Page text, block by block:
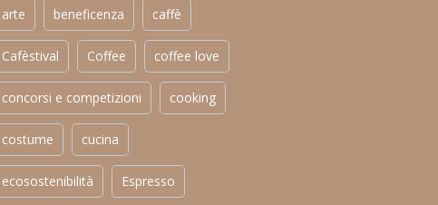
arte beneficenza caffè
Cafèstival Coffee coffee love
concorsi e competizioni cooking
costume cucina
ecosostenibilità Espresso